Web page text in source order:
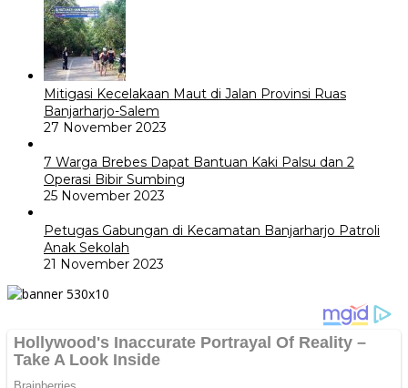
Mitigasi Kecelakaan Maut di Jalan Provinsi Ruas
Banjarharjo-Salem
27 November 2023
7 Warga Brebes Dapat Bantuan Kaki Palsu dan 2
Operasi Bibir Sumbing
25 November 2023
Petugas Gabungan di Kecamatan Banjarharjo Patroli
Anak Sekolah
21 November 2023